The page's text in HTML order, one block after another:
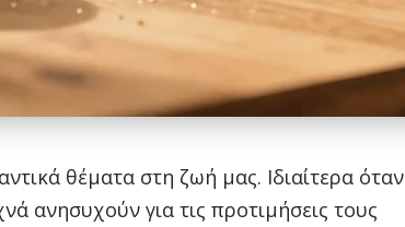
θέματα στη ζωή μας. Ιδιαίτερα όταν
ανησυχούν για τις προτιμήσεις τους